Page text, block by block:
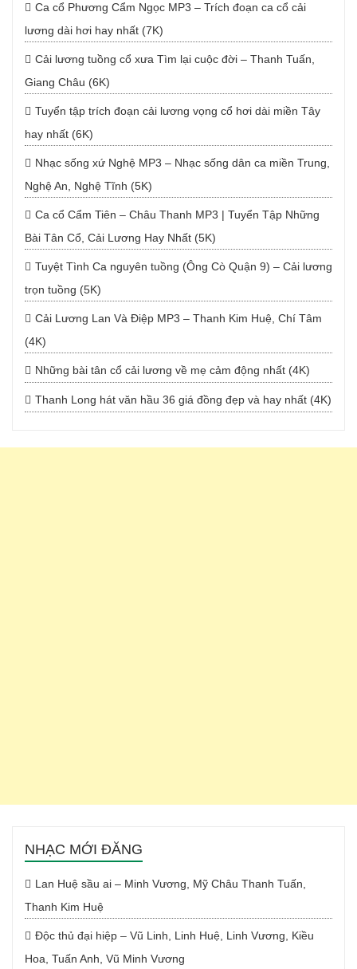
Ca cổ Phương Cẩm Ngọc MP3 – Trích đoạn ca cổ cải
lương dài hơi hay nhất (7K)
Cải lương tuồng cổ xưa Tìm lại cuộc đời – Thanh Tuấn,
Giang Châu (6K)
Tuyển tập trích đoạn cải lương vọng cổ hơi dài miền Tây
hay nhất (6K)
Nhạc sống xứ Nghệ MP3 – Nhạc sống dân ca miền Trung,
Nghệ An, Nghệ Tĩnh (5K)
Ca cổ Cẩm Tiên – Châu Thanh MP3 | Tuyển Tập Những
Bài Tân Cổ, Cải Lương Hay Nhất (5K)
Tuyệt Tình Ca nguyên tuồng (Ông Cò Quận 9) – Cải lương
trọn tuồng (5K)
Cải Lương Lan Và Điệp MP3 – Thanh Kim Huệ, Chí Tâm
(4K)
Những bài tân cổ cải lương về mẹ cảm động nhất (4K)
Thanh Long hát văn hầu 36 giá đồng đẹp và hay nhất (4K)
NHẠC MỚI ĐĂNG
Lan Huệ sầu ai – Minh Vương, Mỹ Châu Thanh Tuấn,
Thanh Kim Huệ
Độc thủ đại hiệp – Vũ Linh, Linh Huệ, Linh Vương, Kiều
Hoa, Tuấn Anh, Vũ Minh Vương